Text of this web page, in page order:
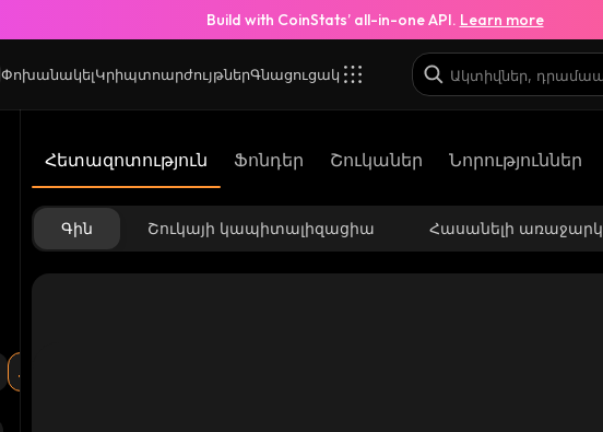
Build with CoinStats’ all-in-one API. Learn more
ՓոխանակելԿրիպտոարժույթներԳնացուցակ
Հետազոտություն Ֆոնդեր Շուկաներ Նորություններ
Գին Շուկայի կապիտալիզացիա Հասանելի առաջարկ